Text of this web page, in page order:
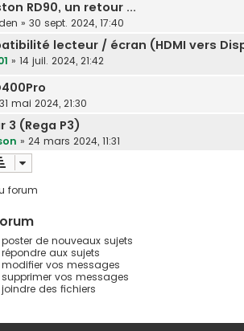
RD90, un retour ...
» 30 sept. 2024, 17:40
lecteur / écran (HDMI vers
» 14 juil. 2024, 21:42
31 mai 2024, 21:30
3 (Rega P3)
» 24 mars 2024, 11:31
forum
poster de nouveaux sujets
répondre aux sujets
modifier vos messages
supprimer vos messages
joindre des fichiers